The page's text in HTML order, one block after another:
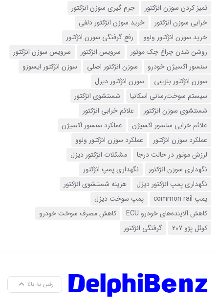
تمیز کردن سوزن انژکتور
جرم گیری سوزن انژکتور
خرابی سوزن انژکتور
خرید سوزن انژکتور دلفی
خرید سوزن انژکتور ولوو
رفع گرفتگی سوزن انژکتور
روشن شدن چراغ چک موتور
سرویس انژکتور
سرویس سوزن انژکتور
سنسور اکسیژن خودرو
سوزن انژکتور اصلی
سوزن انژکتور ایسوزو
سوزن انژکتور بنزینی
سوزن انژکتور دیزل
سیستم سوخت‌رسانی اسکانیا
شستشوی انژکتور
شستشوی سوزن انژکتور
علائم خرابی انژکتور
علائم خرابی سنسور اکسیژن
عملکرد سنسور اکسیژن
عملکرد سوزن انژکتور
عملکرد سوزن انژکتور ولوو
لرزش موتور در حالت درجا
مشکلات انژکتور دیزل
نگهداری سوزن انژکتور
نگهداری پمپ انژکتور
نگهداری پمپ انژکتور دیزل
هزینه شستشوی انژکتور
پمپ common rail
پمپ سوخت دیزل
کاهش آلاینده‌های خودرو ECU
کاهش مصرف سوخت خودرو
کوئل پژو 207
گرفتگی انژکتور
رفتن به بالا